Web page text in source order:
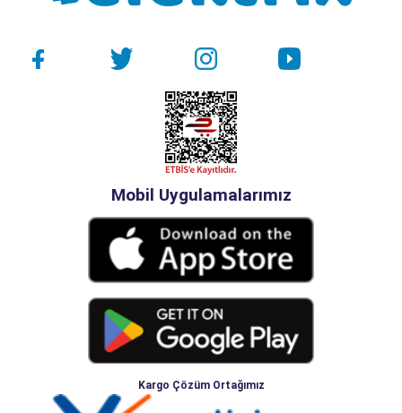
Mobil Uygulamalarımız
Kargo Çözüm Ortağımız